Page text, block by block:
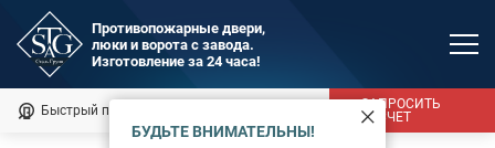
Быстрый подбор
ЗАПРОСИТЬ
РАСЧЕТ
Противопожарные двери,
люки и ворота с завода.
Изготовление за 24 часа!
БУДЬТЕ ВНИМАТЕЛЬНЫ!
MAX
Мы онлайн